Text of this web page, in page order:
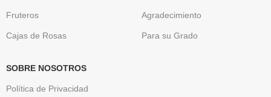
Fruteros
Cajas de Rosas
Agradecimiento
Para su Grado
SOBRE NOSOTROS
Política de Privacidad